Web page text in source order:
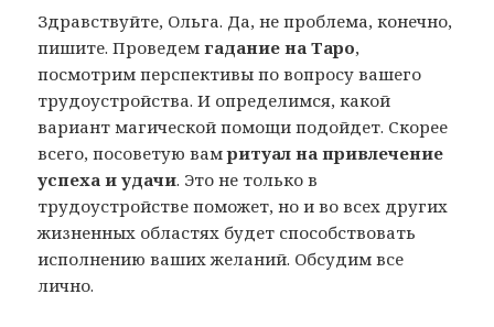
Здравствуйте, Ольга. Да, не проблема, конечно,
пишите. Проведемгадание на Таро,
посмотрим перспективы по вопросу вашего
трудоустройства. И определимся, какой
вариант магической помощи подойдет. Скорее
всего, посоветую вамритуал на привлечение
успеха и удачи. Это не только в
трудоустройстве поможет, но и во всех других
жизненных областях будет способствовать
исполнению ваших желаний. Обсудим все
лично.